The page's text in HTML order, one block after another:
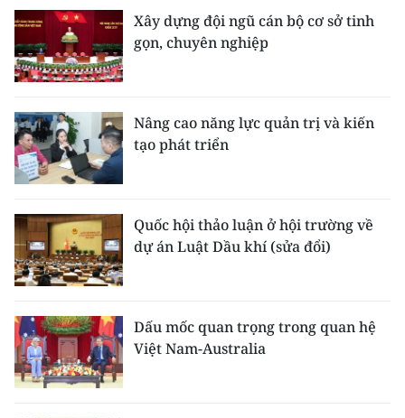
Xây dựng đội ngũ cán bộ cơ sở tinh
gọn, chuyên nghiệp
Nâng cao năng lực quản trị và kiến
tạo phát triển
Quốc hội thảo luận ở hội trường về
dự án Luật Dầu khí (sửa đổi)
Dấu mốc quan trọng trong quan hệ
Việt Nam-Australia